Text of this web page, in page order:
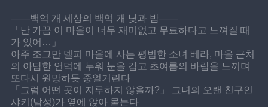
——백억 개 세상의 백억 개 낮과 밤——
「난 가끔 이 마을이 너무 재미없고 무료하다고 느껴질 때
가 있어…」
아주 조그만 델피 마을에 사는 평범한 소녀 베라, 마을 근처
의 아담한 언덕에 누워 눈을 감고 초여름의 바람을 느끼며
또다시 원망하듯 중얼거린다
「그럼 어떤 곳이 지루하지 않을까?」 그녀의 오랜 친구인
샤키(남성)가 옆에 앉아 묻는다